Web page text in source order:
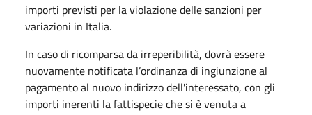
importi previsti per la violazione delle sanzioni per
variazioni in Italia.
In caso di ricomparsa da irreperibilità, dovrà essere
nuovamente notificata l’ordinanza di ingiunzione al
pagamento al nuovo indirizzo dell'interessato, con gli
importi inerenti la fattispecie che si è venuta a